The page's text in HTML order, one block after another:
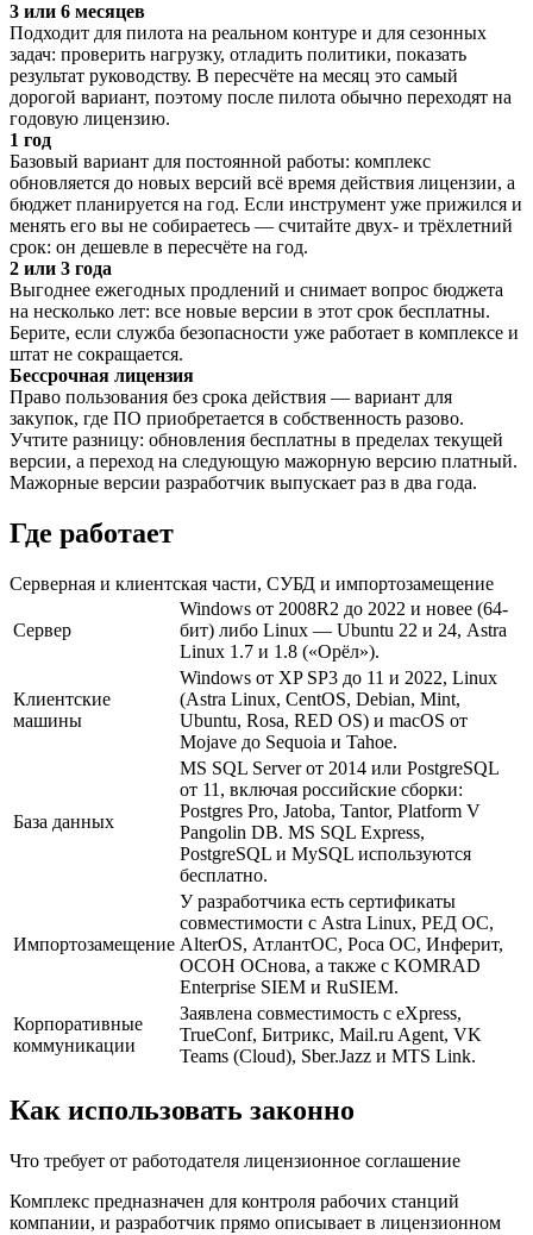
3 или 6 месяцев
Подходит для пилота на реальном контуре и для сезонных
задач: проверить нагрузку, отладить политики, показать
результат руководству. В пересчёте на месяц это самый
дорогой вариант, поэтому после пилота обычно переходят на
годовую лицензию.
1 год
Базовый вариант для постоянной работы: комплекс
обновляется до новых версий всё время действия лицензии, а
бюджет планируется на год. Если инструмент уже прижился и
менять его вы не собираетесь — считайте двух- и трёхлетний
срок: он дешевле в пересчёте на год.
2 или 3 года
Выгоднее ежегодных продлений и снимает вопрос бюджета
на несколько лет: все новые версии в этот срок бесплатны.
Берите, если служба безопасности уже работает в комплексе и
штат не сокращается.
Бессрочная лицензия
Право пользования без срока действия — вариант для
закупок, где ПО приобретается в собственность разово.
Учтите разницу: обновления бесплатны в пределах текущей
версии, а переход на следующую мажорную версию платный.
Мажорные версии разработчик выпускает раз в два года.
Где работает
Серверная и клиентская части, СУБД и импортозамещение
Сервер
Windows от 2008R2 до 2022 и новее (64-
бит) либо Linux — Ubuntu 22 и 24, Astra
Linux 1.7 и 1.8 («Орёл»).
Клиентские
машины
Windows от XP SP3 до 11 и 2022, Linux
(Astra Linux, CentOS, Debian, Mint,
Ubuntu, Rosa, RED OS) и macOS от
Mojave до Sequoia и Tahoe.
База данных
MS SQL Server от 2014 или PostgreSQL
от 11, включая российские сборки:
Postgres Pro, Jatoba, Tantor, Platform V
Pangolin DB. MS SQL Express,
PostgreSQL и MySQL используются
бесплатно.
Импортозамещение
У разработчика есть сертификаты
совместимости с Astra Linux, РЕД ОС,
AlterOS, АтлантОС, Роса ОС, Инферит,
ОСОН ОСнова, а также с KOMRAD
Enterprise SIEM и RuSIEM.
Корпоративные
коммуникации
Заявлена совместимость с eXpress,
TrueConf, Битрикс, Mail.ru Agent, VK
Teams (Cloud), Sber.Jazz и MTS Link.
Как использовать законно
Что требует от работодателя лицензионное соглашение
Комплекс предназначен для контроля рабочих станций
компании, и разработчик прямо описывает в лицензионном